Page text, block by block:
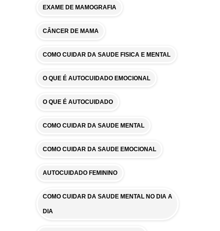
EXAME DE MAMOGRAFIA
CÂNCER DE MAMA
COMO CUIDAR DA SAUDE FISICA E MENTAL
O QUE É AUTOCUIDADO EMOCIONAL
O QUE É AUTOCUIDADO
COMO CUIDAR DA SAUDE MENTAL
COMO CUIDAR DA SAUDE EMOCIONAL
AUTOCUIDADO FEMININO
COMO CUIDAR DA SAUDE MENTAL NO DIA A
DIA